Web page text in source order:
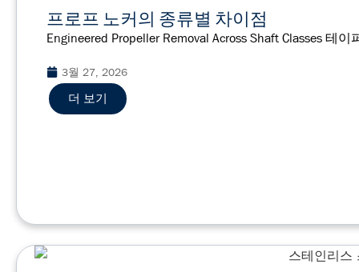
프로프 노커의 종류별 차이점
Engineered Propeller Removal Across Shaft Classes 테
3월 27, 2026
더 보기